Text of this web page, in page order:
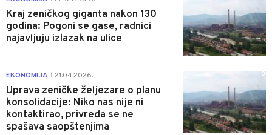
Kraj zeničkog giganta nakon 130
godina: Pogoni se gase, radnici
najavljuju izlazak na ulice
EKONOMIJA 21.04.2026.
Uprava zeničke željezare o planu
konsolidacije: Niko nas nije ni
kontaktirao, privreda se ne
spašava saopštenjima
0